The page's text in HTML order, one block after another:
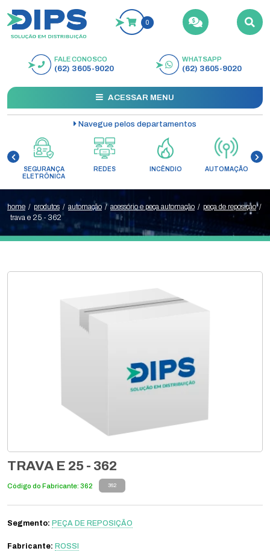
0
BUSCAR
FALE CONOSCO
(62) 3605-9020
WHATSAPP
(62) 3605-9020
ACESSAR MENU
Navegue pelos departamentos
SEGURANÇA
ELETRÔNICA
REDES INCÊNDIO AUTOMAÇÃO
home / produtos / automação / acessório e peça automação / peça de reposição /
trava e 25 - 362
TRAVA E 25 - 362
Código do Fabricante: 362 362
Segmento: PEÇA DE REPOSIÇÃO
Fabricante: ROSSI